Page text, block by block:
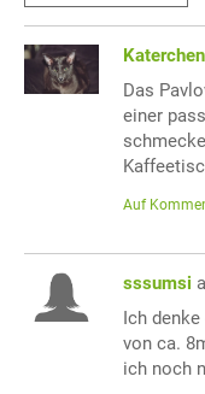
Katerchen
Das
einer
Auf
sssumsi
Ich
von ca.
ich noch